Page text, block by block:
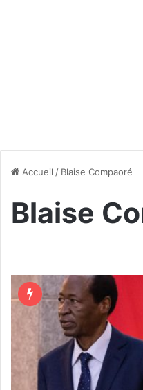
Accueil / Blaise Compaoré
Blaise